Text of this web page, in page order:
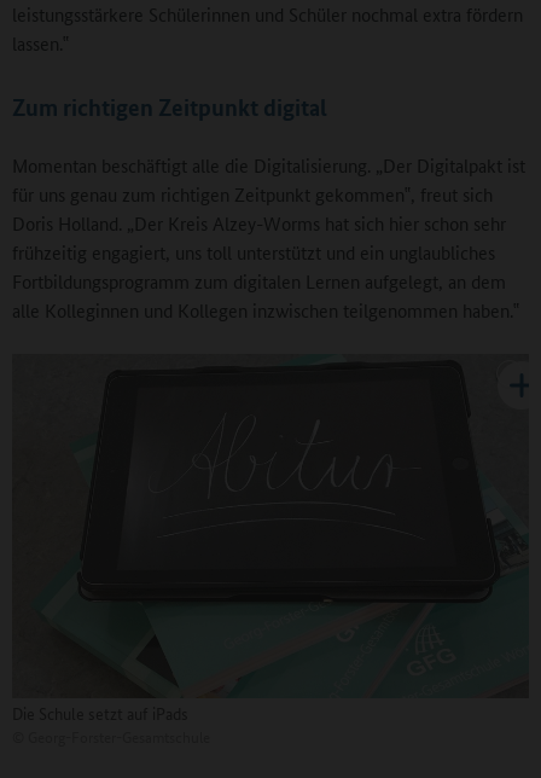
leistungsstärkere Schülerinnen und Schüler nochmal extra fördern
lassen.‟
Zum richtigen Zeitpunkt digital
Momentan beschäftigt alle die Digitalisierung. „Der Digitalpakt ist
für uns genau zum richtigen Zeitpunkt gekommen‟, freut sich
Doris Holland. „Der Kreis Alzey-Worms hat sich hier schon sehr
frühzeitig engagiert, uns toll unterstützt und ein unglaubliches
Fortbildungsprogramm zum digitalen Lernen aufgelegt, an dem
alle Kolleginnen und Kollegen inzwischen teilgenommen haben.‟